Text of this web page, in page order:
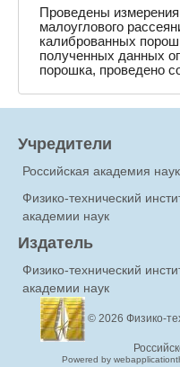
Проведены измерения
малоуглового
калиброванных
полученных данных
порошка, проведено
Учредители
Российская академия наук
Физико-технический
академии наук
Издатель
Физико-технический
академии наук
© 2026 Физико-
Powered by